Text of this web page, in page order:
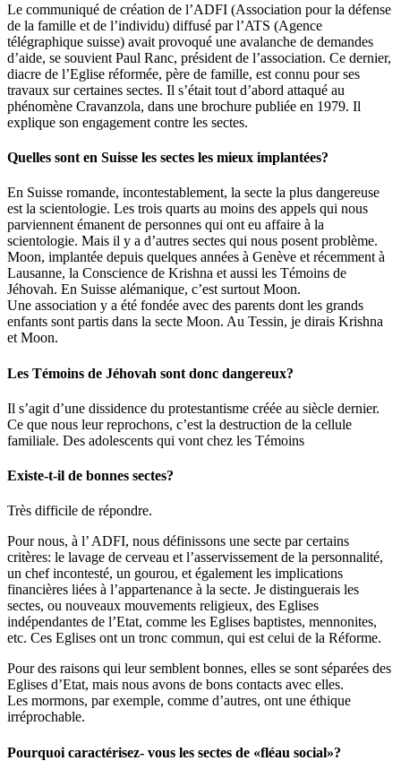
Le communiqué de création de l’ADFI (Association pour la défense
de la famille et de l’individu) diffusé par l’ATS (Agence
télégraphique suisse) avait provoqué une avalanche de demandes
d’aide, se souvient Paul Ranc, président de l’association. Ce dernier,
diacre de l’Eglise réformée, père de famille, est connu pour ses
travaux sur certaines sectes. Il s’était tout d’abord attaqué au
phénomène Cravanzola, dans une brochure publiée en 1979. Il
explique son engagement contre les sectes.
Quelles sont en Suisse les sectes les mieux implantées?
En Suisse romande, incontestablement, la secte la plus dangereuse
est la scientologie. Les trois quarts au moins des appels qui nous
parviennent émanent de personnes qui ont eu affaire à la
scientologie. Mais il y a d’autres sectes qui nous posent problème.
Moon, implantée depuis quelques années à Genève et récemment à
Lausanne, la Conscience de Krishna et aussi les Témoins de
Jéhovah. En Suisse alémanique, c’est surtout Moon.
Une association y a été fondée avec des parents dont les grands
enfants sont partis dans la secte Moon. Au Tessin, je dirais Krishna
et Moon.
Les Témoins de Jéhovah sont donc dangereux?
Il s’agit d’une dissidence du protestantisme créée au siècle dernier.
Ce que nous leur reprochons, c’est la destruction de la cellule
familiale. Des adolescents qui vont chez les Témoins
Existe-t-il de bonnes sectes?
Très difficile de répondre.
Pour nous, à l’ ADFI, nous définissons une secte par certains
critères: le lavage de cerveau et l’asservissement de la personnalité,
un chef incontesté, un gourou, et également les implications
financières liées à l’appartenance à la secte. Je distinguerais les
sectes, ou nouveaux mouvements religieux, des Eglises
indépendantes de l’Etat, comme les Eglises baptistes, mennonites,
etc. Ces Eglises ont un tronc commun, qui est celui de la Réforme.
Pour des raisons qui leur semblent bonnes, elles se sont séparées des
Eglises d’Etat, mais nous avons de bons contacts avec elles.
Les mormons, par exemple, comme d’autres, ont une éthique
irréprochable.
Pourquoi caractérisez- vous les sectes de «fléau social»?